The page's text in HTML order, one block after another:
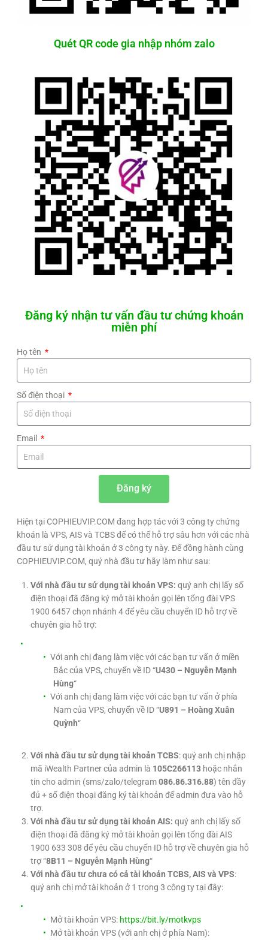
Quét QR code gia nhập nhóm zalo
Đăng ký nhận tư vấn đầu tư chứng khoán
miễn phí
Họ tên
Số điện thoại
Email
Đăng ký
Hiện tại COPHIEUVIP.COM đang hợp tác với 3 công ty chứng
khoán là VPS, AIS và TCBS để có thể hỗ trợ sâu hơn với các nhà
đầu tư sử dụng tài khoản ở 3 công ty này. Để đồng hành cùng
COPHIEUVIP.COM, quý nhà đầu tư hãy làm như sau:
Với nhà đầu tư sử dụng tài khoản VPS: quý anh chị lấy số
điện thoại đã đăng ký mở tài khoản gọi lên tổng đài VPS
1900 6457 chọn nhánh 4 để yêu cầu chuyển ID hỗ trợ về
chuyên gia hỗ trợ:
Với anh chị đang làm việc với các bạn tư vấn ở miền
Bắc của VPS, chuyển về ID “U430 – Nguyễn Mạnh
Hùng“
Với anh chị đang làm việc với các bạn tư vấn ở phía
Nam của VPS, chuyển về ID “U891 – Hoàng Xuân
Quỳnh“
Với nhà đầu tư sử dụng tài khoản TCBS: quý anh chị nhập
mã iWealth Partner của admin là 105C266113 hoặc nhắn
tin cho admin (sms/zalo/telegram086.86.316.88) tên đầy
đủ + số điện thoại đăng ký tài khoản để admin đưa vào hỗ
trợ.
Với nhà đầu tư sử dụng tài khoản AIS: quý anh chị lấy số
điện thoại đã đăng ký mở tài khoản gọi lên tổng đài AIS
1900 633 308 để yêu cầu chuyển ID hỗ trợ về chuyên gia hỗ
trợ “8B11 – Nguyễn Mạnh Hùng“
Với nhà đầu tư chưa có cả tài khoản TCBS, AIS và VPS:
quý anh chị mở tài khoản ở 1 trong 3 công ty tại đây:
Mở tài khoản VPS: https://bit.ly/motkvps
Mở tài khoản VPS (với anh chị ở phía Nam):